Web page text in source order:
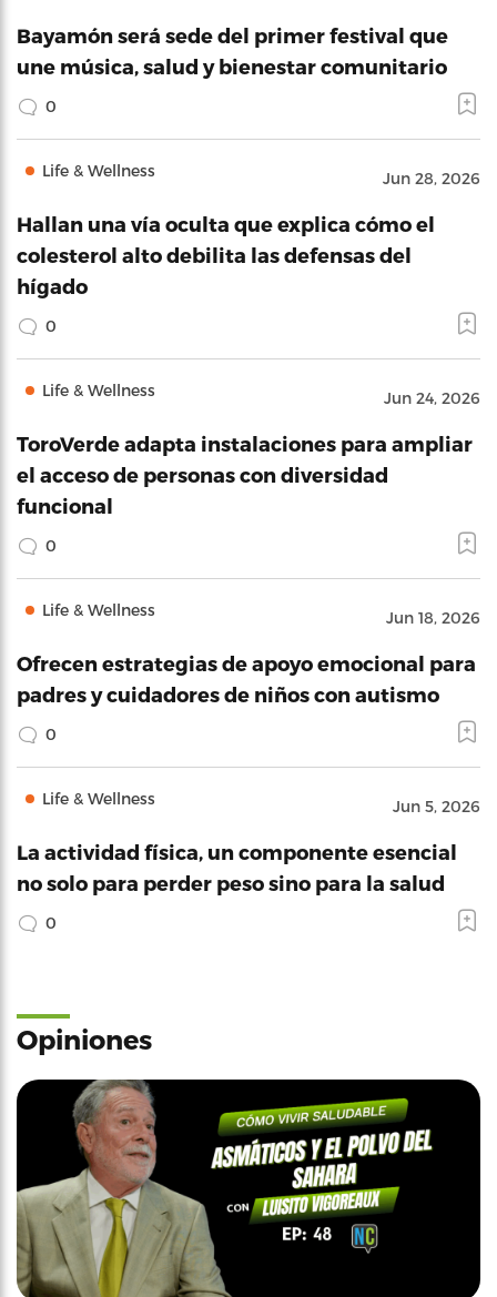
Bayamón será sede del primer festival que
une música, salud y bienestar comunitario
0
Life & Wellness Jun 28, 2026
Hallan una vía oculta que explica cómo el
colesterol alto debilita las defensas del
hígado
0
Life & Wellness Jun 24, 2026
ToroVerde adapta instalaciones para ampliar
el acceso de personas con diversidad
funcional
0
Life & Wellness Jun 18, 2026
Ofrecen estrategias de apoyo emocional para
padres y cuidadores de niños con autismo
0
Life & Wellness Jun 5, 2026
La actividad física, un componente esencial
no solo para perder peso sino para la salud
0
Opiniones